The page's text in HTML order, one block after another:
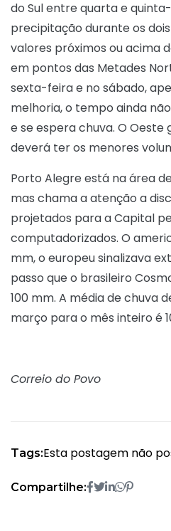
do Sul entre quarta e
precipitação durante os
valores próximos ou acima
em pontos das Metades
sexta-feira e no sábado,
melhoria, o tempo ainda
e se espera chuva. O Oeste
deverá ter os menores
Porto Alegre está na área
mas chama a atenção a
projetados para a Capital
computadorizados. O
mm, o europeu sinalizava
passo que o brasileiro
100 mm. A média de chuva
março para o mês inteiro é
Correio do Povo
Tags:Esta postagem não
Compartilhe: